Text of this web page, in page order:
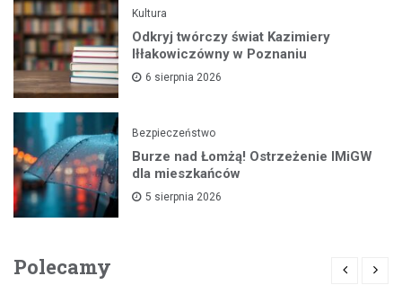
Kultura
Odkryj twórczy świat Kazimiery
Iłłakowiczówny w Poznaniu
6 sierpnia 2026
Bezpieczeństwo
Burze nad Łomżą! Ostrzeżenie IMiGW
dla mieszkańców
5 sierpnia 2026
Polecamy